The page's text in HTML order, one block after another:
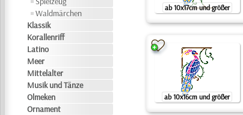
Waldmärchen
Klassik
Korallenriff
Latino
Meer
Mittelalter
Musik und Tänze
Olmeken
Ornament
ab 10x17cm und größer
ab 10x16cm und größer